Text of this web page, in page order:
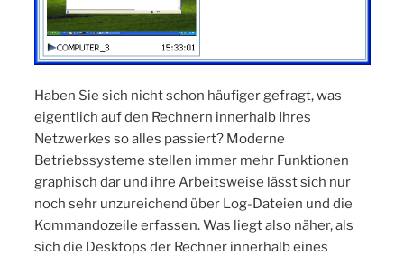
Haben Sie sich nicht schon häufiger gefragt, was
eigentlich auf den Rechnern innerhalb Ihres
Netzwerkes so alles passiert? Moderne
Betriebssysteme stellen immer mehr Funktionen
graphisch dar und ihre Arbeitsweise lässt sich nur
noch sehr unzureichend über Log-Dateien und die
Kommandozeile erfassen. Was liegt also näher, als
sich die Desktops der Rechner innerhalb eines